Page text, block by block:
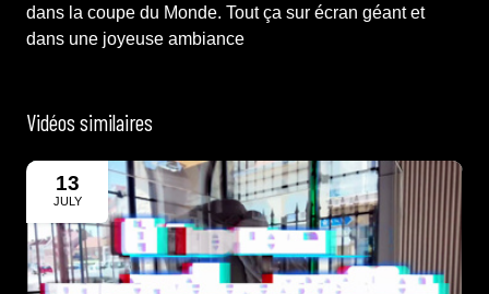
dans la coupe du Monde. Tout ça sur écran géant et
dans une joyeuse ambiance
Vidéos similaires
13
JULY